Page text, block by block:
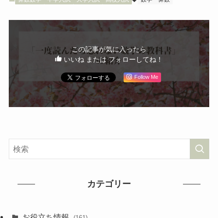
この記事が気に入ったら
いいね または フォローしてね！
Follow Me
カテゴリー